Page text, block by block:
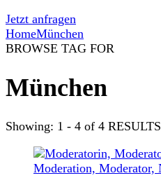
Jetzt anfragen
HomeMünchen
BROWSE TAG FOR
München
Showing: 1 - 4 of 4 RESULTS